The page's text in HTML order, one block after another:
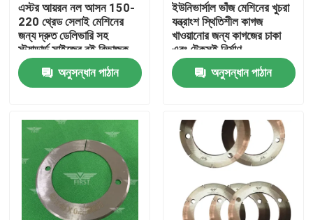
বাড়ি
পণ্য
আমাদের সম্পর্কে
এস্টর আয়রন নল আসন 150-
220 থ্রেড সেলাই মেশিনের
জন্য দ্রুত ডেলিভারি সহ
স্ট্যান্ডার্ড সাইজের বই বিভাজক
অনুসন্ধান পাঠান
ইউনিভার্সাল ভাঁজ মেশিনের খুচরা
যন্ত্রাংশ স্থিতিশীল কাগজ
খাওয়ানোর জন্য কাগজের চাকা
এবং টেকসই নির্মাণ
অনুসন্ধান পাঠান